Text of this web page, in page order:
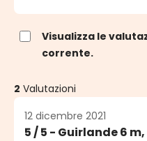
Visualizza le
corrente.
2 Valutazioni
12 dicembre 2021
5 / 5 - Guirlande 6